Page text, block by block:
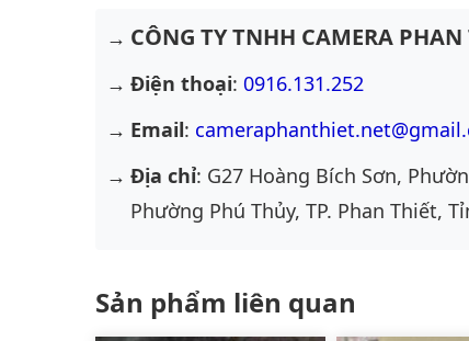
CÔNG TY TNHH CAMERA PHAN
Điện thoại: 0916.131.252
Email:
Địa chỉ: G27 Hoàng Bích Sơn,
Phường Phú Thủy, TP. Phan Thiết,
Sản phẩm liên quan